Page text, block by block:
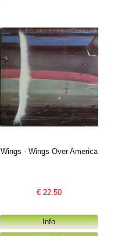
Wings - Wings Over America
€ 22.50